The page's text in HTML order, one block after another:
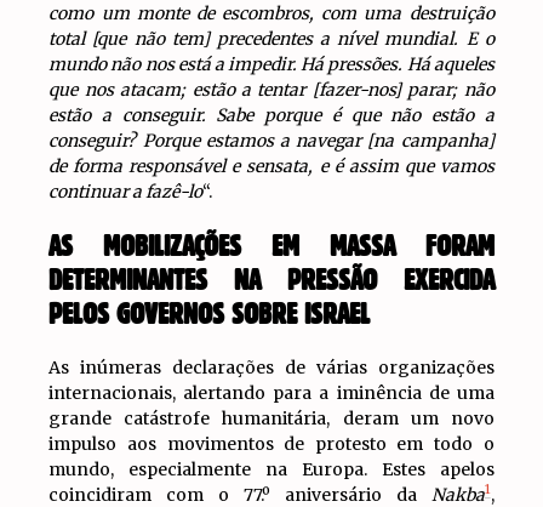
como um monte de escombros, com uma destruição
total [que não tem] precedentes a nível mundial. E o
mundo não nos está a impedir. Há pressões. Há aqueles
que nos atacam; estão a tentar [fazer-nos] parar; não
estão a conseguir. Sabe porque é que não estão a
conseguir? Porque estamos a navegar [na campanha]
de forma responsável e sensata, e é assim que vamos
continuar a fazê-lo“.
AS MOBILIZAÇÕES EM MASSA FORAM
DETERMINANTES NA PRESSÃO EXERCIDA
PELOS GOVERNOS SOBRE ISRAEL
As inúmeras declarações de várias organizações
internacionais, alertando para a iminência de uma
grande catástrofe humanitária, deram um novo
impulso aos movimentos de protesto em todo o
mundo, especialmente na Europa. Estes apelos
coincidiram com o 77.º aniversário da
Nakba1,